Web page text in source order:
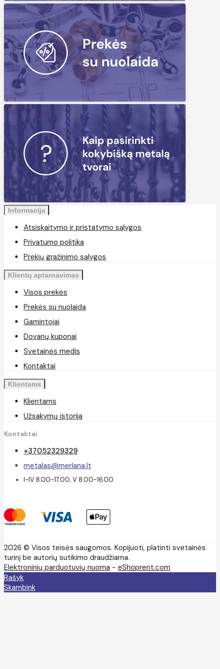
Informacija
Atsiskaitymo ir pristatymo sąlygos
Privatumo politika
Prekių gražinimo sąlygos
Klientų aptarnavimas
Visos prekės
Prekės su nuolaida
Gamintojai
Dovanų kuponai
Svetainės medis
Kontaktai
Klientams
Klientams
Užsakymų istorija
Kontaktai
+37052329329
metalas@merlana.lt
I-IV 8.00-17.00; V 8.00-16.00
2026 © Visos teisės saugomos. Kopijuoti, platinti svetainės
turinį be autorių sutikimo draudžiama.
Elektroninių parduotuvių nuoma - eShoprent.com
Rašyk
Skambink